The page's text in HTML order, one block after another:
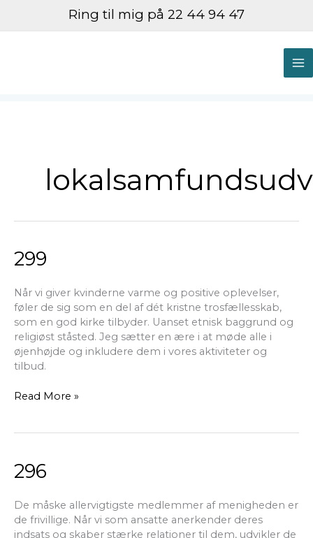
Ring til mig på 22 44 94 47
299
Når vi giver kvinderne varme og positive oplevelser,
føler de sig som en del af dét kristne trosfællesskab,
som en god kirke tilbyder. Uanset etnisk baggrund og
religiøst ståsted. Jeg sætter en ære i at møde alle i
øjenhøjde og inkludere dem i vores aktiviteter og
tilbud.
299
Read More »
296
De måske allervigtigste medlemmer af menigheden er
de frivillige. Når vi som ansatte anerkender deres
indsats og skaber stærke relationer til dem, udvikler de
296